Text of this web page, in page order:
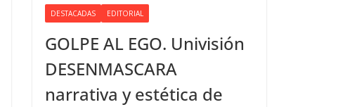
DESTACADAS EDITORIAL
GOLPE AL EGO. Univisión
DESENMASCARA
narrativa y estética de